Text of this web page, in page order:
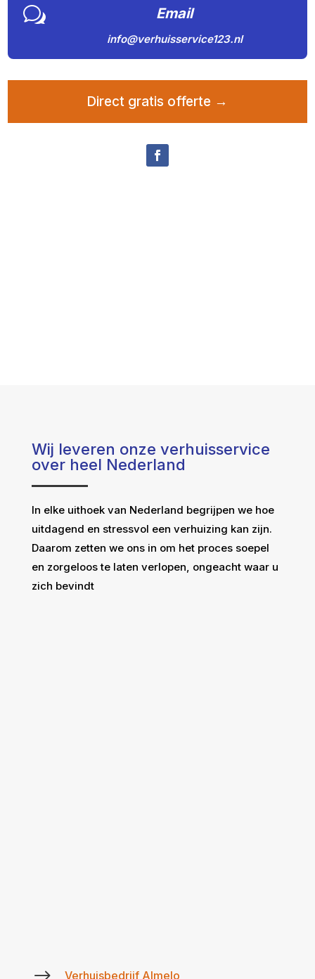
w Email
info@verhuisservice123.nl
Direct gratis offerte →
Wij leveren onze verhuisservice
over heel Nederland
In elke uithoek van Nederland begrijpen we hoe
uitdagend en stressvol een verhuizing kan zijn.
Daarom zetten we ons in om het proces soepel
en zorgeloos te laten verlopen, ongeacht waar u
zich bevindt
Verhuisbedrijf Almelo